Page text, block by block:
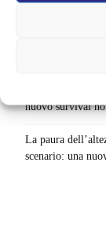
alimenta una
accordo: il
La bocca del
nuovo survival
La paura
scenario: una